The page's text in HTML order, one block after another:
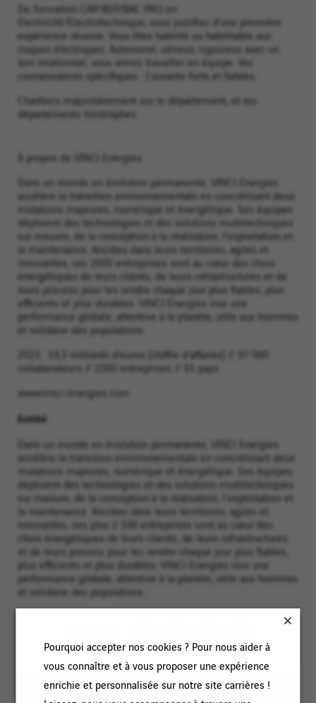
Pourquoi accepter nos cookies ? Pour nous aider à
vous connaître et à vous proposer une expérience
enrichie et personnalisée sur notre site carrières !
De formation CAP/BEP/BAC PRO en
Electricité/Electrotechnique, vous justifiez d’une première
expérience réussie. Vous êtes habilité ou habilitable aux
risques électriques. Autonome, sérieux, rigoureux avec un
bon relationnel, vous aimez travailler en équipe. Vos
connaissances spécifiques : Courants forts et faibles.
Chantiers majoritairement sur le département, et les
départements limitrophes
À propos de VINCI Energies
Dans un monde en évolution permanente, VINCI Energies
accélère la transition environnementale en concrétisant deux
mutations majeures, numérique et énergétique. Ses équipes
déploient des technologies et des solutions multitechniques
sur mesure, de la conception à la réalisation, l’exploitation et
la maintenance. Ancrées dans leurs territoires, agiles et
innovantes, ses 2000 entreprises sont au cœur des choix
énergétiques de leurs clients, de leurs infrastructures et de
leurs process pour les rendre chaque jour plus fiables, plus
efficients et plus durables. VINCI Energies vise une
performance globale, attentive à la planète, utile aux hommes
et solidaire des populations.
2023 : 19,3 milliards d’euros (chiffre d’affaires) // 97 000
collaborateurs // 2000 entreprises // 61 pays
www.vinci-energies.com
Entité
Dans un monde en évolution permanente, VINCI Energies
accélère la transition environnementale en concrétisant deux
mutations majeures, numérique et énergétique. Ses équipes
déploient des technologies et des solutions multitechniques
sur mesure, de la conception à la réalisation, l'exploitation et
la maintenance. Ancrées dans leurs territoires, agiles et
innovantes, ses plus 2 100 entreprises sont au cœur des
choix énergétiques de leurs clients, de leurs infrastructures
et de leurs process pour les rendre chaque jour plus fiables,
plus efficients et plus durables. VINCI Energies vise une
performance globale, attentive à la planète, utile aux hommes
et solidaire des populations.